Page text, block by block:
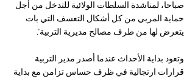
صباحا، لمناشدة السلطات الولائية للتدخل من أجل
حماية المربي من كل أشكال التعسف التي بات
يتعرض لها من طرف مصالح مديرية التربية".
وتعود بداية الأحداث عندما أصدر مدير التربية
قرارات ارتجالية في ظرف حساس تزامن مع بداية